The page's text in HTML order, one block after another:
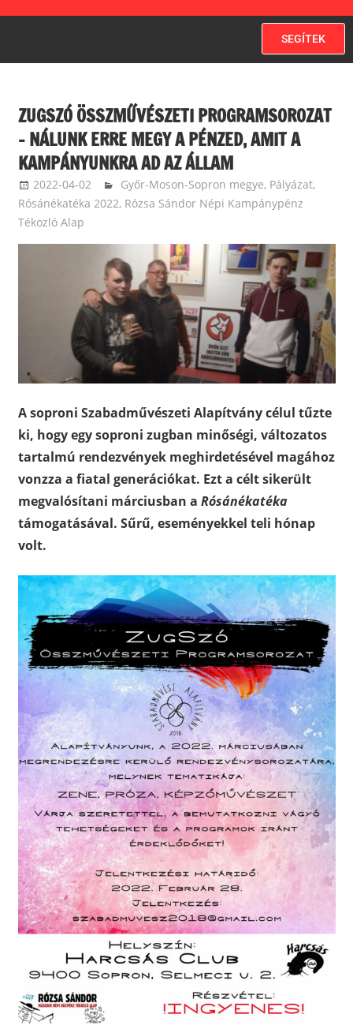
SEGÍTEK
ZUGSZÓ ÖSSZMŰVÉSZETI PROGRAMSOROZAT
– NÁLUNK ERRE MEGY A PÉNZED, AMIT A
KAMPÁNYUNKRA AD AZ ÁLLAM
2022-04-02 ketfarkukutya
Győr-Moson-Sopron megye, Pályázat,
Rósánékatéka 2022, Rózsa Sándor Népi Kampánypénz
Tékozló Alap
A soproni Szabadművészeti Alapítvány célul tűzte
ki, hogy egy soproni zugban minőségi, változatos
tartalmú rendezvények meghirdetésével magához
vonzza a fiatal generációkat. Ezt a célt sikerült
megvalósítani márciusban a Rósánékatéka
támogatásával. Sűrű, eseményekkel teli hónap
volt.